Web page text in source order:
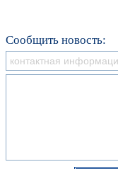
Сообщить новость: